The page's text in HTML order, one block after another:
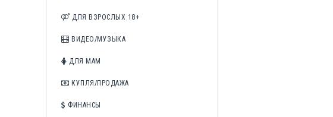
ДЛЯ ВЗРОСЛЫХ 18+
ВИДЕО/МУЗЫКА
ДЛЯ МАМ
КУПЛЯ/ПРОДАЖА
ФИНАНСЫ